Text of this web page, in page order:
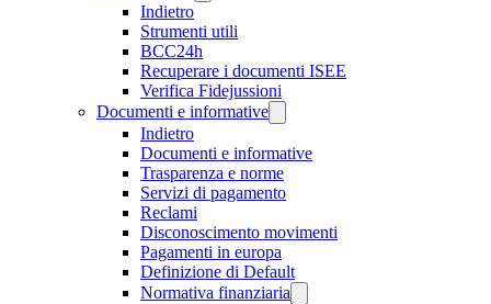
Indietro
Strumenti utili
BCC24h
Recuperare i documenti ISEE
Verifica Fidejussioni
Documenti e informative
Indietro
Documenti e informative
Trasparenza e norme
Servizi di pagamento
Reclami
Disconoscimento movimenti
Pagamenti in europa
Definizione di Default
Normativa finanziaria